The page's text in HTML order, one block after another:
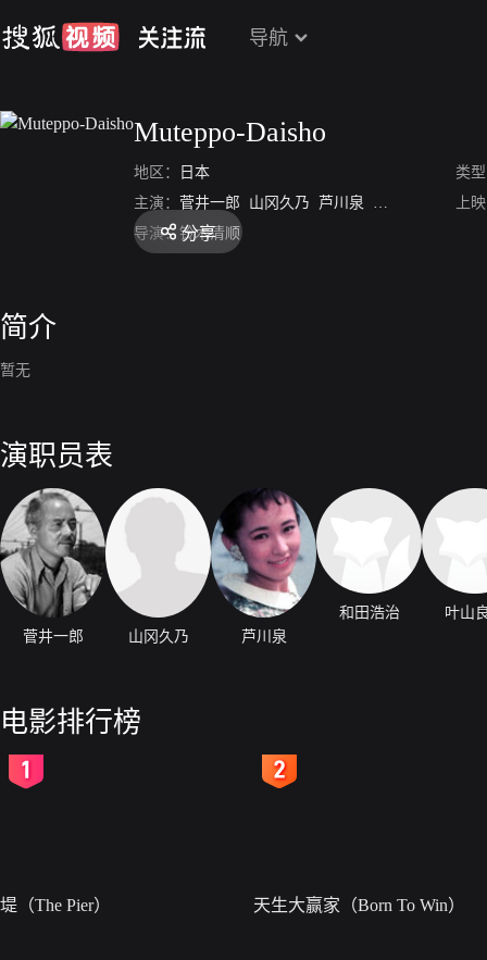
导航
Muteppo-Daisho
地区： 日本
类
主演： 菅井一郎 山冈久乃 芦川泉 和田浩治 叶山
上
导演： 铃木清顺
分享
简介
暂无
演职员表
菅井一郎 山冈久乃 芦川泉
和田浩治 叶山
电影排行榜
堤（The Pier） 天生大赢家（Born To Win）